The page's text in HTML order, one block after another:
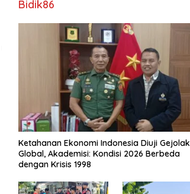
Bidik86
Ketahanan Ekonomi Indonesia Diuji Gejolak
Global, Akademisi: Kondisi 2026 Berbeda
dengan Krisis 1998